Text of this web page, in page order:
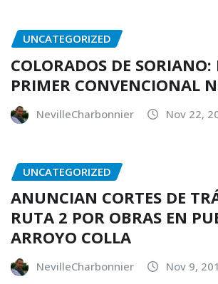
UNCATEGORIZED
COLORADOS DE SORIANO:
PRIMER CONVENCIONAL
NevilleCharbonnier Nov 22,
UNCATEGORIZED
ANUNCIAN CORTES DE
RUTA 2 POR OBRAS EN
ARROYO COLLA
NevilleCharbonnier Nov 9,